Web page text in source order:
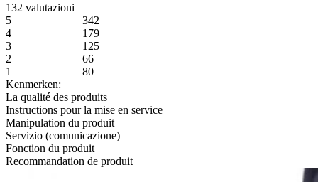
132 valutazioni
5
342
4
179
3
125
2
66
1
80
Kenmerken:
La qualité des produits
Instructions pour la mise en service
Manipulation du produit
Servizio (comunicazione)
Fonction du produit
Recommandation de produit